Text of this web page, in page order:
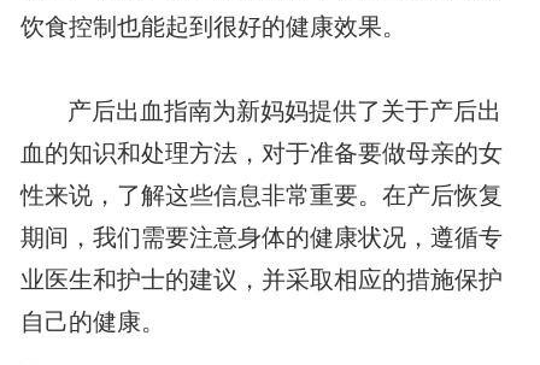
饮食控制也能起到很好的健康效果。
产后出血指南为新妈妈提供了关于产后出
血的知识和处理方法，对于准备要做母亲的女
性来说，了解这些信息非常重要。在产后恢复
期间，我们需要注意身体的健康状况，遵循专
业医生和护士的建议，并采取相应的措施保护
自己的健康。